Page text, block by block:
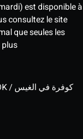
est disponible à
consultez le site
que seules les
plus
DREAM CHOK / كوفرة في الغيس